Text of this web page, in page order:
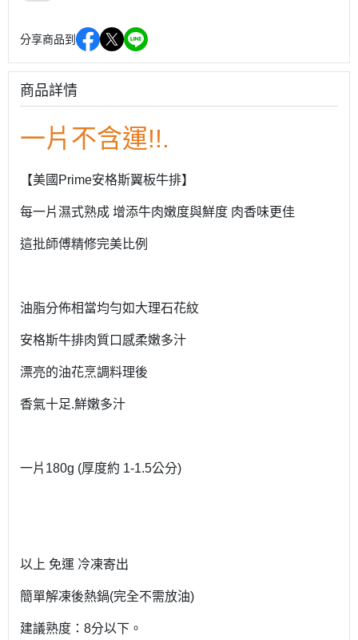
分享商品到
商品詳情
一片不含運!!.
【美國Prime安格斯翼板牛排】
每一片濕式熟成 增添牛肉嫩度與鮮度 肉香味更佳
這批師傅精修完美比例
油脂分佈相當均勻如大理石花紋
安格斯牛排肉質口感柔嫩多汁
漂亮的油花烹調料理後
香氣十足.鮮嫩多汁
一片180g (厚度約 1-1.5公分)
以上 免運 冷凍寄出
簡單解凍後熱鍋(完全不需放油)
建議熟度：8分以下。